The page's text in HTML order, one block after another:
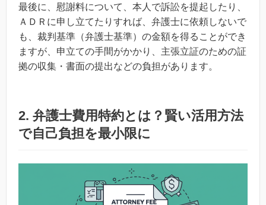
最後に、慰謝料について、本人で訴訟を提起したり、
ＡＤＲに申し立てたりすれば、弁護士に依頼しないで
も、裁判基準（弁護士基準）の金額を得ることができ
ますが、申立ての手間がかかり、主張立証のための証
拠の収集・書面の提出などの負担があります。
2. 弁護士費用特約とは？賢い活用方法
で自己負担を最小限に